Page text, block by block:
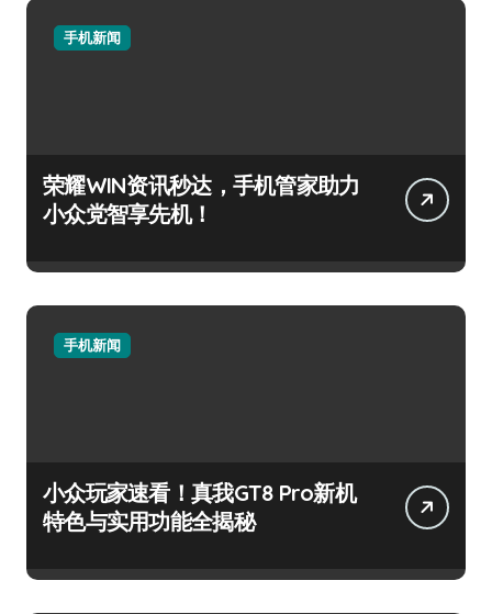
手机新闻
荣耀WIN资讯秒达，手机管家助力
小众党智享先机！
手机新闻
小众玩家速看！真我GT8 Pro新机
特色与实用功能全揭秘